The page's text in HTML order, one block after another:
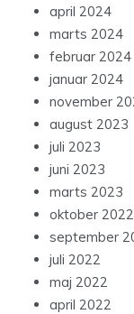
april 2024
marts 2024
februar 2024
januar 2024
november
august 2023
juli 2023
juni 2023
marts 2023
oktober 2022
september
juli 2022
maj 2022
april 2022